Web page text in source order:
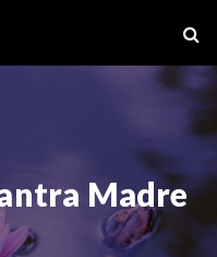
Madre